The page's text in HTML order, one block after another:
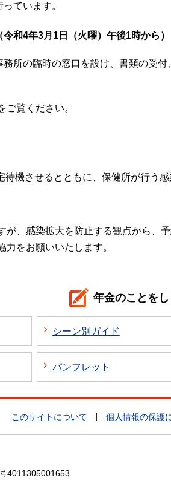
ています。
和4年3月1日（火曜）午後1時から）
所の臨時の窓口を設け、書類の受付
覧ください。
機させるとともに、保健所が行う
が、感染拡大を防止する観点から、
力をお願いいたします。
年金のことを
シーン別ガイド
パンフレット
このサイトについて 個人情報の保護
4011305001653